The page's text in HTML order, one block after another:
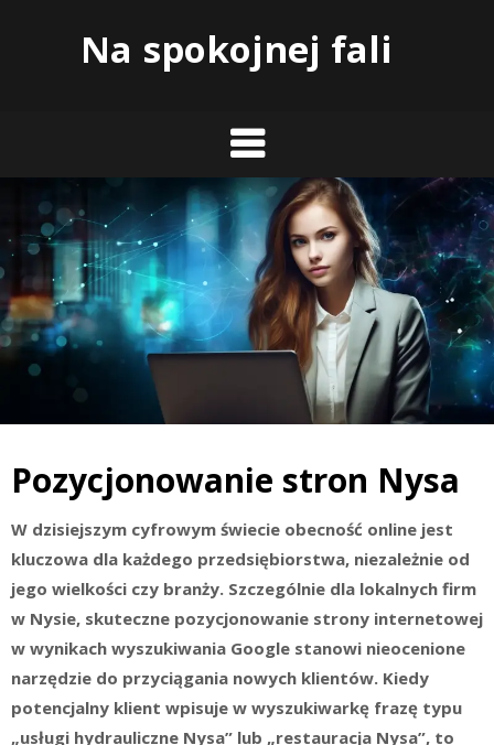
Na spokojnej fali
Pozycjonowanie stron Nysa
W dzisiejszym cyfrowym świecie obecność online jest
kluczowa dla każdego przedsiębiorstwa, niezależnie od
jego wielkości czy branży. Szczególnie dla lokalnych firm
w Nysie, skuteczne pozycjonowanie strony internetowej
w wynikach wyszukiwania Google stanowi nieocenione
narzędzie do przyciągania nowych klientów. Kiedy
potencjalny klient wpisuje w wyszukiwarkę frazę typu
„usługi hydrauliczne Nysa” lub „restauracja Nysa”, to